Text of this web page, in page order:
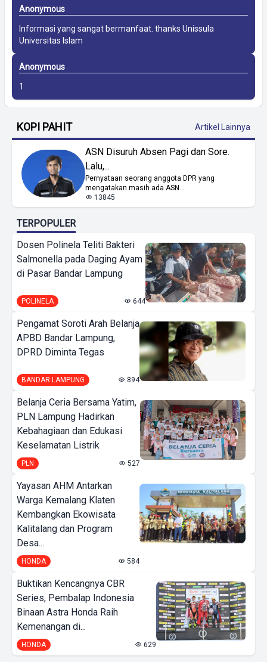
Anonymous
Informasi yang sangat bermanfaat. thanks Unissula
Universitas Islam
Anonymous
1
KOPI PAHIT Artikel Lainnya
ASN Disuruh Absen Pagi dan Sore.
Lalu,...
Pernyataan seorang anggota DPR yang
mengatakan masih ada ASN...
13845
TERPOPULER
Dosen Polinela Teliti Bakteri
Salmonella pada Daging Ayam
di Pasar Bandar Lampung
POLINELA 644
Pengamat Soroti Arah Belanja
APBD Bandar Lampung,
DPRD Diminta Tegas
BANDAR LAMPUNG 894
Belanja Ceria Bersama Yatim,
PLN Lampung Hadirkan
Kebahagiaan dan Edukasi
Keselamatan Listrik
PLN 527
Yayasan AHM Antarkan
Warga Kemalang Klaten
Kembangkan Ekowisata
Kalitalang dan Program
Desa...
HONDA 584
Buktikan Kencangnya CBR
Series, Pembalap Indonesia
Binaan Astra Honda Raih
Kemenangan di...
HONDA 629